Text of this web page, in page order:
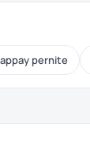
pernite